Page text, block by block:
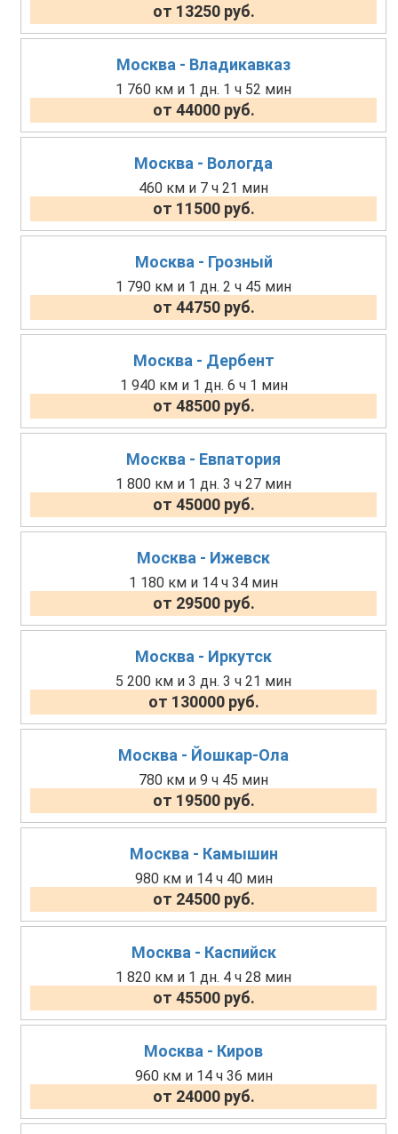
от 13250 руб.
Москва - Владикавказ
1 760 км и 1 дн. 1 ч 52 мин
от 44000 руб.
Москва - Вологда
460 км и 7 ч 21 мин
от 11500 руб.
Москва - Грозный
1 790 км и 1 дн. 2 ч 45 мин
от 44750 руб.
Москва - Дербент
1 940 км и 1 дн. 6 ч 1 мин
от 48500 руб.
Москва - Евпатория
1 800 км и 1 дн. 3 ч 27 мин
от 45000 руб.
Москва - Ижевск
1 180 км и 14 ч 34 мин
от 29500 руб.
Москва - Иркутск
5 200 км и 3 дн. 3 ч 21 мин
от 130000 руб.
Москва - Йошкар-Ола
780 км и 9 ч 45 мин
от 19500 руб.
Москва - Камышин
980 км и 14 ч 40 мин
от 24500 руб.
Москва - Каспийск
1 820 км и 1 дн. 4 ч 28 мин
от 45500 руб.
Москва - Киров
960 км и 14 ч 36 мин
от 24000 руб.